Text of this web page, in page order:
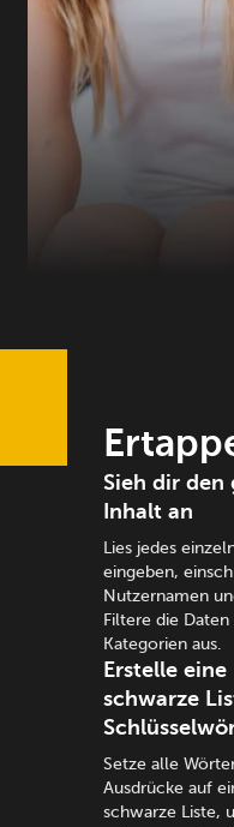
Sieh dir den
Inhalt an
Lies jedes
eingeben,
Nutzernamen
Filtere die
Kategorien aus.
Erstelle eine
schwarze
Setze alle
Ausdrücke auf
schwarze Liste,